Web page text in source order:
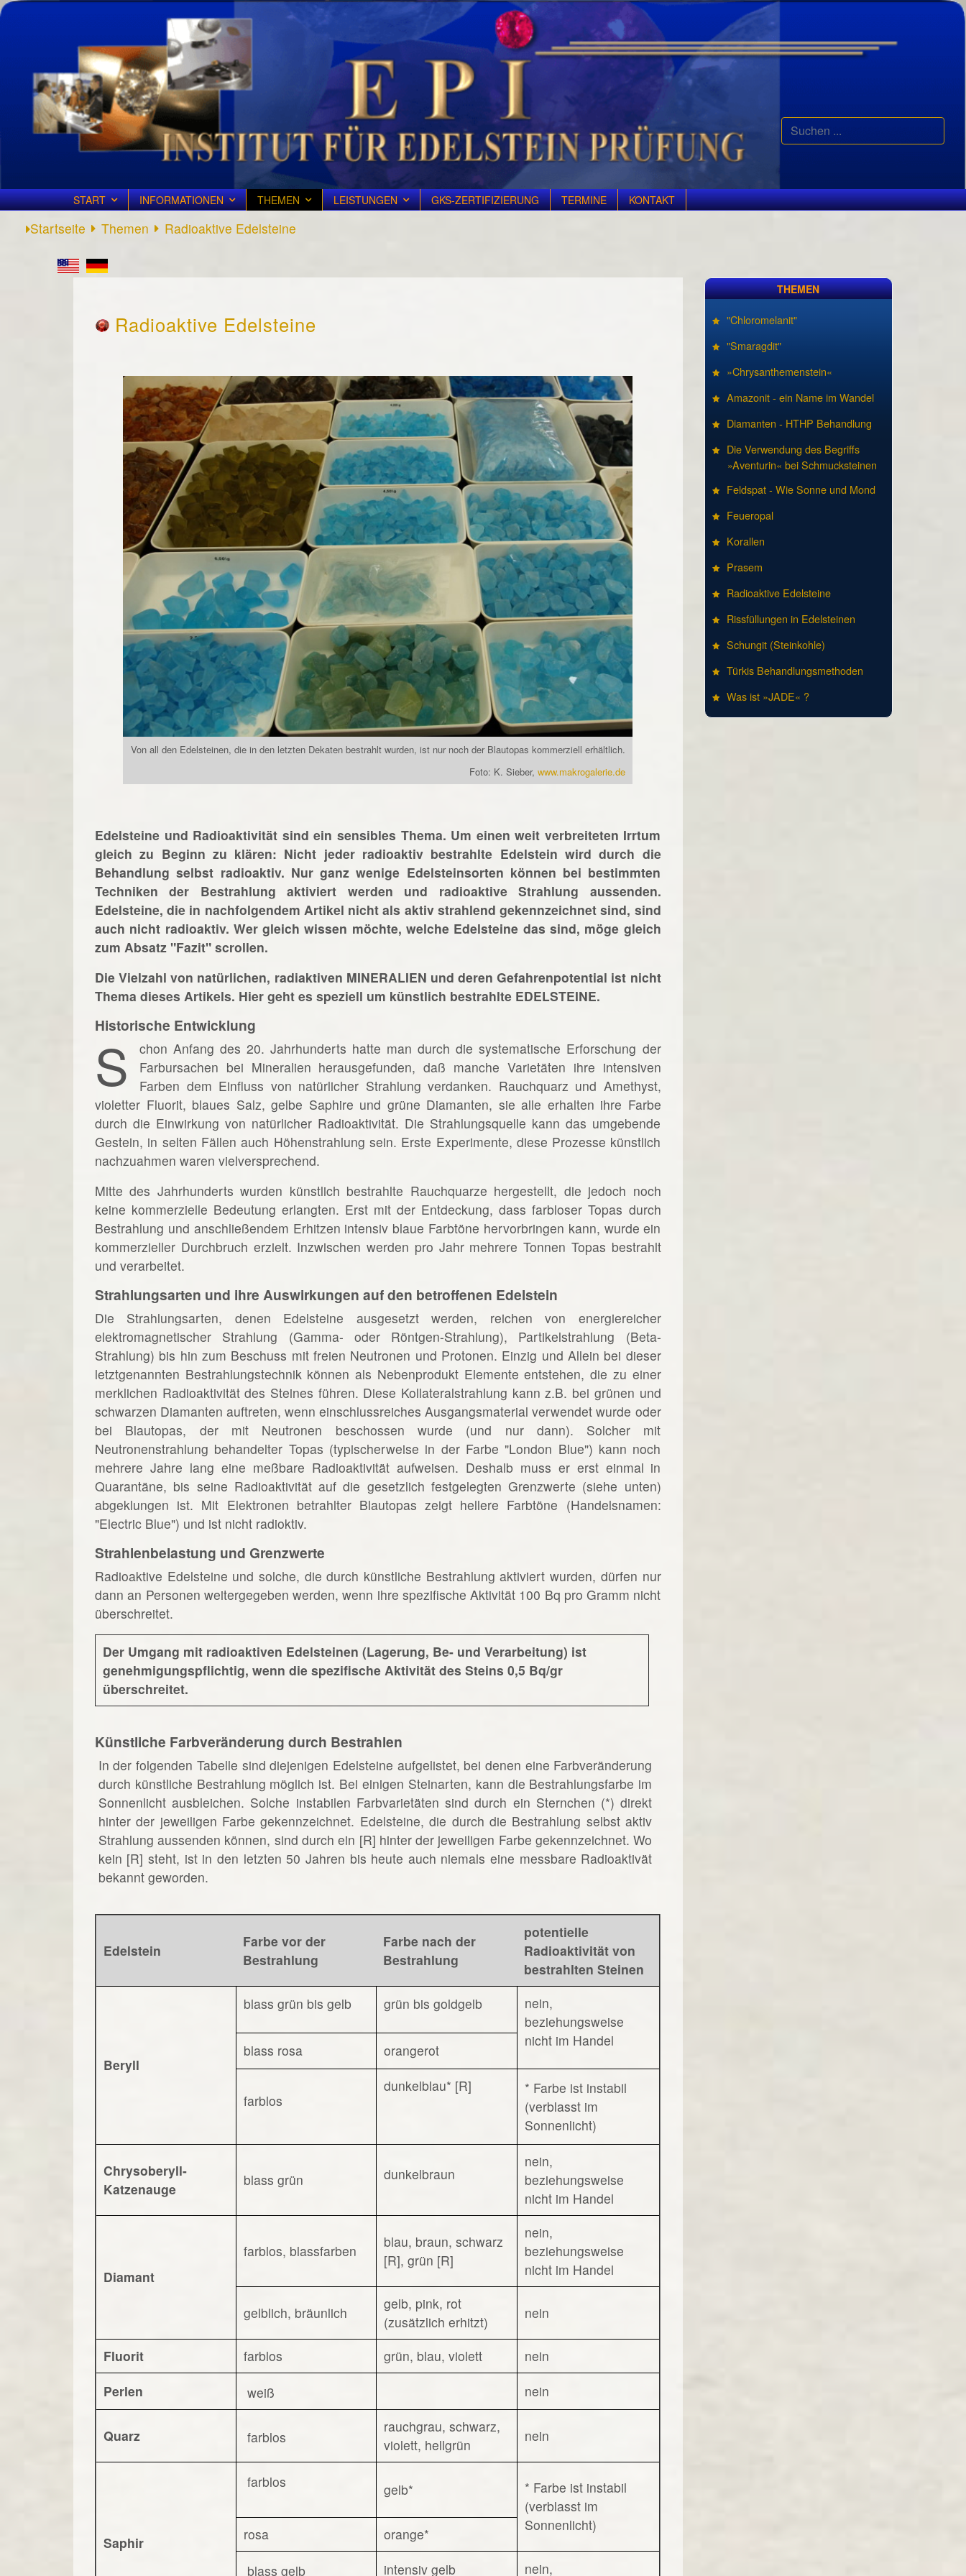
Suchen
...
START INFORMATIONEN THEMEN LEISTUNGEN GKS-ZERTIFIZIERUNG TERMINE KONTAKT
Startseite Themen Radioaktive Edelsteine
Radioaktive Edelsteine
Von all den Edelsteinen, die in den letzten Dekaten bestrahlt wurden, ist nur noch der Blautopas kommerziell erhältlich.
Foto: K. Sieber,www.makrogalerie.de
Edelsteine und Radioaktivität sind ein sensibles Thema. Um einen weit verbreiteten Irrtum
gleich zu Beginn zu klären: Nicht jeder radioaktiv bestrahlte Edelstein wird durch die
Behandlung selbst radioaktiv. Nur ganz wenige Edelsteinsorten können bei bestimmten
Techniken der Bestrahlung aktiviert werden und radioaktive Strahlung aussenden.
Edelsteine, die in nachfolgendem Artikel nicht als aktiv strahlend gekennzeichnet sind, sind
auch nicht radioaktiv. Wer gleich wissen möchte, welche Edelsteine das sind, möge gleich
zum Absatz "Fazit" scrollen.
Die Vielzahl von natürlichen, radiaktiven MINERALIEN und deren Gefahrenpotential ist nicht
Thema dieses Artikels. Hier geht es speziell um künstlich bestrahlte EDELSTEINE.
Historische Entwicklung
S
chon Anfang des 20. Jahrhunderts hatte man durch die systematische Erforschung der
Farbursachen bei Mineralien herausgefunden, daß manche Varietäten ihre intensiven
Farben dem Einfluss von natürlicher Strahlung verdanken. Rauchquarz und Amethyst,
violetter Fluorit, blaues Salz, gelbe Saphire und grüne Diamanten, sie alle erhalten ihre Farbe
durch die Einwirkung von natürlicher Radioaktivität. Die Strahlungsquelle kann das umgebende
Gestein, in selten Fällen auch Höhenstrahlung sein. Erste Experimente, diese Prozesse künstlich
nachzuahmen waren vielversprechend.
Mitte des Jahrhunderts wurden künstlich bestrahlte Rauchquarze hergestellt, die jedoch noch
keine kommerzielle Bedeutung erlangten. Erst mit der Entdeckung, dass farbloser Topas durch
Bestrahlung und anschließendem Erhitzen intensiv blaue Farbtöne hervorbringen kann, wurde ein
kommerzieller Durchbruch erzielt. Inzwischen werden pro Jahr mehrere Tonnen Topas bestrahlt
und verarbeitet.
Strahlungsarten und ihre Auswirkungen auf den betroffenen Edelstein
Die Strahlungsarten, denen Edelsteine ausgesetzt werden, reichen von energiereicher
elektromagnetischer Strahlung (Gamma- oder Röntgen-Strahlung), Partikelstrahlung (Beta-
Strahlung) bis hin zum Beschuss mit freien Neutronen und Protonen. Einzig und Allein bei dieser
letztgenannten Bestrahlungstechnik können als Nebenprodukt Elemente entstehen, die zu einer
merklichen Radioaktivität des Steines führen. Diese Kollateralstrahlung kann z.B. bei grünen und
schwarzen Diamanten auftreten, wenn einschlussreiches Ausgangsmaterial verwendet wurde oder
bei Blautopas, der mit Neutronen beschossen wurde (und nur dann). Solcher mit
Neutronenstrahlung behandelter Topas (typischerweise in der Farbe "London Blue") kann noch
mehrere Jahre lang eine meßbare Radioaktivität aufweisen. Deshalb muss er erst einmal in
Quarantäne, bis seine Radioaktivität auf die gesetzlich festgelegten Grenzwerte (siehe unten)
abgeklungen ist. Mit Elektronen betrahlter Blautopas zeigt hellere Farbtöne (Handelsnamen:
"Electric Blue") und ist nicht radioktiv.
Strahlenbelastung und Grenzwerte
Radioaktive Edelsteine und solche, die durch künstliche Bestrahlung aktiviert wurden, dürfen nur
dann an Personen weitergegeben werden, wenn ihre spezifische Aktivität 100 Bq pro Gramm nicht
überschreitet.
Der Umgang mit radioaktiven Edelsteinen (Lagerung, Be- und Verarbeitung) ist
genehmigungspflichtig, wenn die spezifische Aktivität des Steins 0,5 Bq/gr
überschreitet.
Künstliche Farbveränderung durch Bestrahlen
In der folgenden Tabelle sind diejenigen Edelsteine aufgelistet, bei denen eine Farbveränderung
durch künstliche Bestrahlung möglich ist. Bei einigen Steinarten, kann die Bestrahlungsfarbe im
Sonnenlicht ausbleichen. Solche instabilen Farbvarietäten sind durch ein Sternchen (*) direkt
hinter der jeweiligen Farbe gekennzeichnet. Edelsteine, die durch die Bestrahlung selbst aktiv
Strahlung aussenden können, sind durch ein [R] hinter der jeweiligen Farbe gekennzeichnet. Wo
kein [R] steht, ist in den letzten 50 Jahren bis heute auch niemals eine messbare Radioaktivät
bekannt geworden.
Edelstein
Farbe vor der
Bestrahlung
Farbe nach der
Bestrahlung
potentielle
Radioaktivität von
bestrahlten Steinen
Beryll
blass grün bis gelb grün bis goldgelb
nein,
beziehungsweise
nicht im Handel
blass rosa orangerot
farblos
dunkelblau* [R]
* Farbe ist instabil
(verblasst im
Sonnenlicht)
Chrysoberyll-
Katzenauge
blass grün dunkelbraun
nein,
beziehungsweise
nicht im Handel
Diamant
farblos, blassfarben
blau, braun, schwarz
[R], grün [R]
nein,
beziehungsweise
nicht im Handel
gelblich, bräunlich
gelb, pink, rot
(zusätzlich erhitzt)
nein
Fluorit farblos grün, blau, violett
nein
Perlen
weiß nein
Quarz farblos
rauchgrau, schwarz,
violett, hellgrün
nein
Saphir
farblos gelb*
* Farbe ist instabil
(verblasst im
Sonnenlicht)
rosa orange*
blass gelb intensiv gelb nein,
THEMEN
"Chloromelanit"
"Smaragdit"
»Chrysanthemenstein«
Amazonit - ein Name im Wandel
Diamanten - HTHP Behandlung
Die Verwendung des Begriffs
»Aventurin« bei Schmucksteinen
Feldspat - Wie Sonne und Mond
Feueropal
Korallen
Prasem
Radioaktive Edelsteine
Rissfüllungen in Edelsteinen
Schungit (Steinkohle)
Türkis Behandlungsmethoden
Was ist »JADE« ?